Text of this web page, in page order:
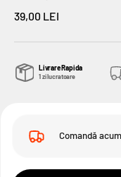
Pret Redus price_min
39,00 LEI
Livrare Rapida
1 zi lucratoare
Comandă